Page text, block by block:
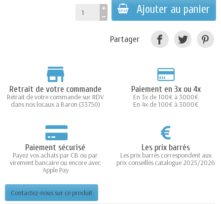
Ajouter au panier
Partager
Retrait de votre commande
Retrait de votre commande sur RDV
dans nos locaux à Baron (33750)
Paiement en 3x ou 4x
En 3x de 100€ à 3000€
En 4x de 100€ à 3000€
Paiement sécurisé
Payez vos achats par CB ou par
virement bancaire ou encore avec
Apple Pay
Les prix barrés
Les prix barrés correspondent aux
prix conseillés catalogue 2025/2026
Contactez-nous sur ce produit